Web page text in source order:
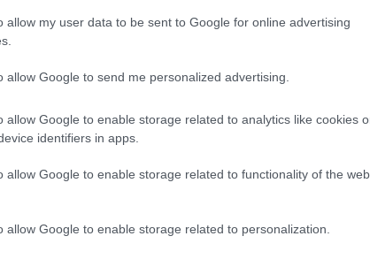
allow my user data to be sent to Google for online advertising
allow Google to send me personalized advertising.
allow Google to enable storage related to analytics like cookies
identifiers in apps.
allow Google to enable storage related to functionality of the
allow Google to enable storage related to personalization.
високої роздільної здатності демонструє
сільській дерев'яній сервірувальній дошці,
свіжі, барвисті та корисні
листя салату, яке слугує натуральними
яке підкреслює свіжість та яскраві
сучасну кулінарну естетику. Мала глибина
їжі, зберігаючи чіткість передніх обгорток